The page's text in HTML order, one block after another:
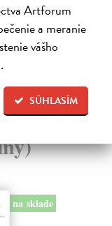
Artforum
a meranie
vášho
SÚHLASÍM
military
na sklade